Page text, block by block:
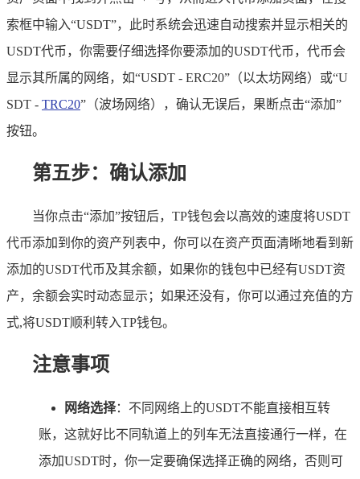
索框中输入“USDT”，此时系统会迅速自动搜索并显示相关的
USDT代币，你需要仔细选择你要添加的USDT代币，代币会
显示其所属的网络，如“USDT - ERC20”（以太坊网络）或“U
SDT - TRC20”（波场网络），确认无误后，果断点击“添加”
按钮。
第五步：确认添加
当你点击“添加”按钮后，TP钱包会以高效的速度将USDT
代币添加到你的资产列表中，你可以在资产页面清晰地看到新
添加的USDT代币及其余额，如果你的钱包中已经有USDT资
产，余额会实时动态显示；如果还没有，你可以通过充值的方
式,将USDT顺利转入TP钱包。
注意事项
网络选择：不同网络上的USDT不能直接相互转
账，这就好比不同轨道上的列车无法直接通行一样，在
添加USDT时，你一定要确保选择正确的网络，否则可